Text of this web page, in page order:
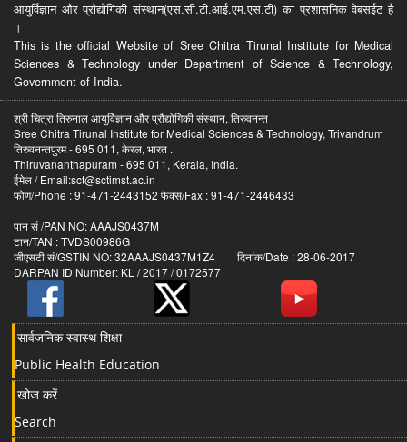
आयुर्विज्ञान और प्रौद्योगिकी संस्थान(एस.सी.टी.आई.एम.एस.टी) का प्रशासनिक वेबसईट है
।
This is the official Website of Sree Chitra Tirunal Institute for Medical
Sciences & Technology under Department of Science & Technology,
Government of India.
श्री चित्रा तिरुनाल आयुर्विज्ञान और प्रौद्योगिकी संस्थान, तिरुवनन्त
Sree Chitra Tirunal Institute for Medical Sciences & Technology, Trivandrum
तिरुवनन्तपुरम - 695 011, केरल, भारत .
Thiruvananthapuram - 695 011, Kerala, India.
ईमेल / Email:sct@sctimst.ac.in
फोण/Phone : 91-471-2443152 फैक्स/Fax : 91-471-2446433
पान सं /PAN NO: AAAJS0437M
टान/TAN : TVDS00986G
जीएसटी सं/GSTIN NO: 32AAAJS0437M1Z4 दिनांक/Date : 28-06-2017
DARPAN ID Number: KL / 2017 / 0172577
सार्वजनिक स्वास्थ शिक्षा
Public Health Education
खोज करें
Search